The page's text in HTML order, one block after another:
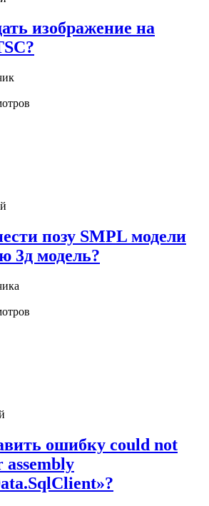
изображение на
позу SMPL модели
3д модель?
ошибку could not